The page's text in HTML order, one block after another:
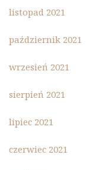
listopad 2021
październik 2021
wrzesień 2021
sierpień 2021
lipiec 2021
czerwiec 2021